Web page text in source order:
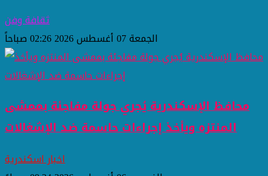
ثقافة وفن
الجمعة 07 أغسطس 2026 02:26 صباحاً
محافظ الإسكندرية يُجري جولة مفاجئة بممشى
المنتزه ويأخذ إجراءات حاسمة ضد الإشغالات
اخبار اسكندرية